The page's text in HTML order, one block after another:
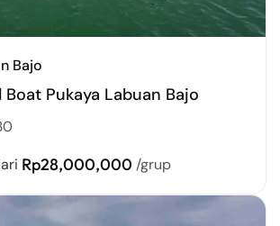
Bajo
Boat Pukaya Labuan Bajo
Rp28,000,000 /grup